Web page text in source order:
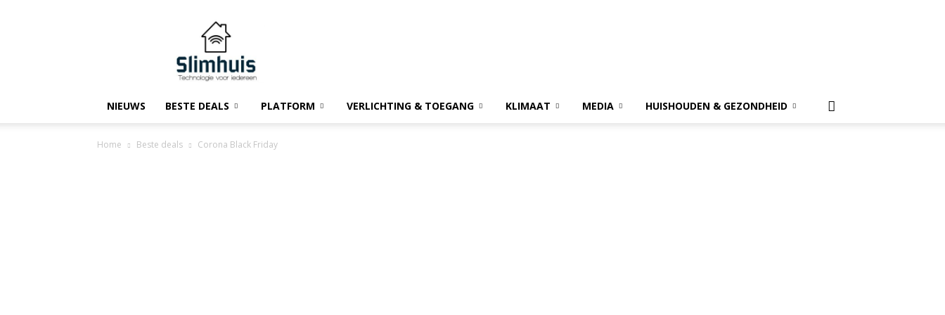
Slimhuis.tech
NIEUWS BESTE DEALS PLATFORM VERLICHTING & TOEGANG KLIMAAT MEDIA HUISHOUDEN & GEZONDHEID
Home Beste deals Corona Black Friday